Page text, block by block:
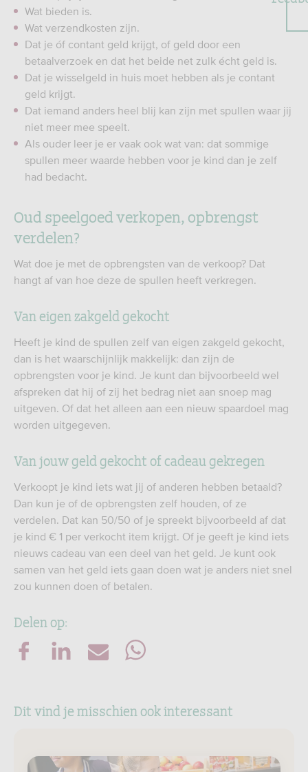
Wat bieden is.
Wat verzendkosten zijn.
Dat je óf contant geld krijgt, of geld door een
betaalverzoek en dat het beide net zulk écht geld is.
Dat je wisselgeld in huis moet hebben als je contant
geld krijgt.
Dat iemand anders heel blij kan zijn met spullen waar jij
niet meer mee speelt.
Als ouder leer je er vaak ook wat van: dat sommige
spullen meer waarde hebben voor je kind dan je zelf
had bedacht.
Oud speelgoed verkopen, opbrengst
verdelen?
Wat doe je met de opbrengsten van de verkoop? Dat
hangt af van hoe deze de spullen heeft verkregen.
Van eigen zakgeld gekocht
Heeft je kind de spullen zelf van eigen zakgeld gekocht,
dan is het waarschijnlijk makkelijk: dan zijn de
opbrengsten voor je kind. Je kunt dan bijvoorbeeld wel
afspreken dat hij of zij het bedrag niet aan snoep mag
uitgeven. Of dat het alleen aan een nieuw spaardoel mag
worden uitgegeven.
Van jouw geld gekocht of cadeau gekregen
Verkoopt je kind iets wat jij of anderen hebben betaald?
Dan kun je of de opbrengsten zelf houden, of ze
verdelen. Dat kan 50/50 of je spreekt bijvoorbeeld af dat
je kind € 1 per verkocht item krijgt. Of je geeft je kind iets
nieuws cadeau van een deel van het geld. Je kunt ook
samen van het geld iets gaan doen wat je anders niet snel
zou kunnen doen of betalen.
Delen op:
Dit vind je misschien ook interessant